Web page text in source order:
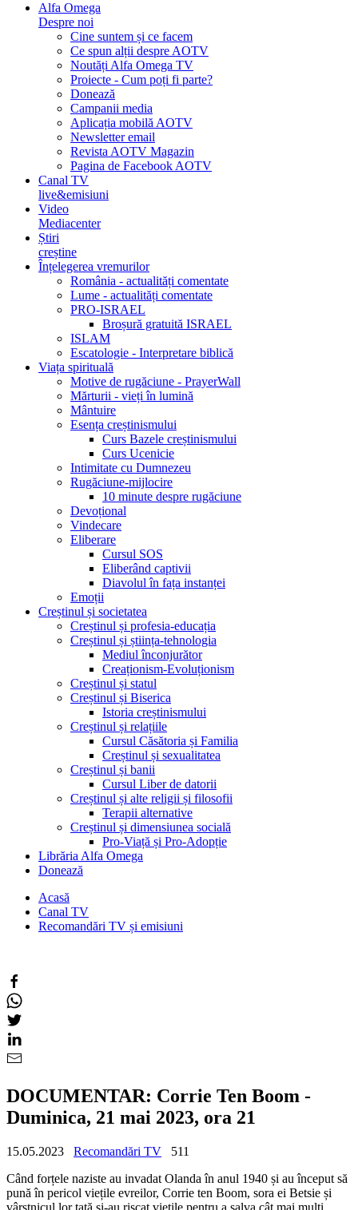
Alfa Omega
Despre noi
Cine suntem și ce facem
Ce spun alții despre AOTV
Noutăți Alfa Omega TV
Proiecte - Cum poți fi parte?
Donează
Campanii media
Aplicația mobilă AOTV
Newsletter email
Revista AOTV Magazin
Pagina de Facebook AOTV
Canal TV
live&emisiuni
Video
Mediacenter
Știri
creștine
Înțelegerea vremurilor
România - actualități comentate
Lume - actualități comentate
PRO-ISRAEL
Broșură gratuită ISRAEL
ISLAM
Escatologie - Interpretare biblică
Viața spirituală
Motive de rugăciune - PrayerWall
Mărturii - vieți în lumină
Mântuire
Esența creștinismului
Curs Bazele creștinismului
Curs Ucenicie
Intimitate cu Dumnezeu
Rugăciune-mijlocire
10 minute despre rugăciune
Devoțional
Vindecare
Eliberare
Cursul SOS
Eliberând captivii
Diavolul în fața instanței
Emoții
Creștinul și societatea
Creștinul și profesia-educația
Creștinul și știința-tehnologia
Mediul înconjurător
Creaționism-Evoluționism
Creștinul și statul
Creștinul și Biserica
Istoria creștinismului
Creștinul și relațiile
Cursul Căsătoria și Familia
Creștinul și sexualitatea
Creștinul și banii
Cursul Liber de datorii
Creștinul și alte religii și filosofii
Terapii alternative
Creștinul și dimensiunea socială
Pro-Viață și Pro-Adopție
Librăria Alfa Omega
Donează
Acasă
Canal TV
Recomandări TV și emisiuni
DOCUMENTAR: Corrie Ten Boom -
Duminica, 21 mai 2023, ora 21
15.05.2023 Recomandări TV
511
Când forțele naziste au invadat Olanda în anul 1940 și au început să
pună în pericol viețile evreilor, Corrie ten Boom, sora ei Betsie și
vârstnicul lor tată și-au riscat viețile pentru a salva cât mai mulți